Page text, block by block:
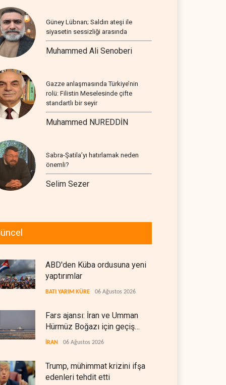
Güney Lübnan; Saldırı ateşi ile
siyasetin sessizliği arasında
Muhammed Ali Senoberi
Gazze anlaşmasında Türkiye’nin
rolü: Filistin Meselesinde çifte
standartlı bir seyir
Muhammed NUREDDİN
Sabra-Şatila’yı hatırlamak neden
önemli?
Selim Sezer
ABD'den Küba ordusuna yeni
yaptırımlar
BATI YARIM KÜRE 06 Ağustos 2026
Fars ajansı: İran ve Umman
Hürmüz Boğazı için geçiş
koridorlarında anlaştı
İRAN 06 Ağustos 2026
Trump, mühimmat krizini ifşa
edenleri tehdit etti